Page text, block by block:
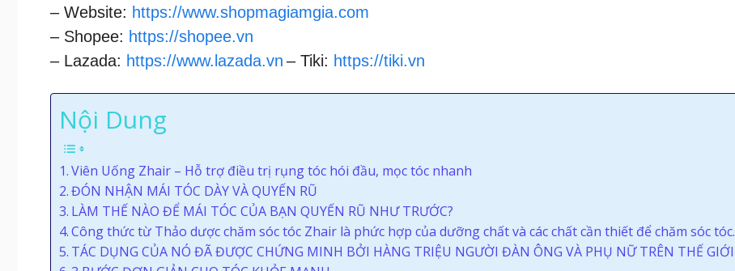
– Website: https://www.shopmagiamgia.com
– Shopee: https://shopee.vn
– Lazada: https://www.lazada.vn – Tiki: https://tiki.vn
Nội Dung
Viên Uống Zhair – Hỗ trợ điều trị rụng tóc hói đầu, mọc tóc nhanh
ĐÓN NHẬN MÁI TÓC DÀY VÀ QUYẾN RŨ
LÀM THẾ NÀO ĐỂ MÁI TÓC CỦA BẠN QUYẾN RŨ NHƯ TRƯỚC?
Công thức từ Thảo dược chăm sóc tóc Zhair là phức hợp của dưỡng chất và các chất cần thiết để chăm sóc tóc.
TÁC DỤNG CỦA NÓ ĐÃ ĐƯỢC CHỨNG MINH BỞI HÀNG TRIỆU NGƯỜI ĐÀN ÔNG VÀ PHỤ NỮ TRÊN THẾ GIỚI